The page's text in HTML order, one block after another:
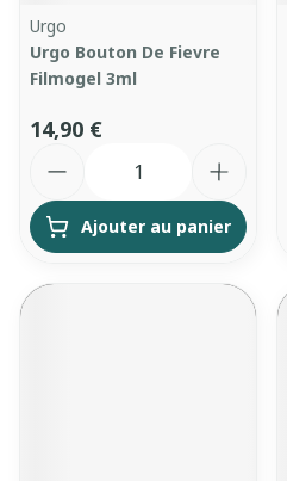
Urgo
Urgo Bouton De Fievre
Filmogel 3ml
14,90 €
Ajouter au panier